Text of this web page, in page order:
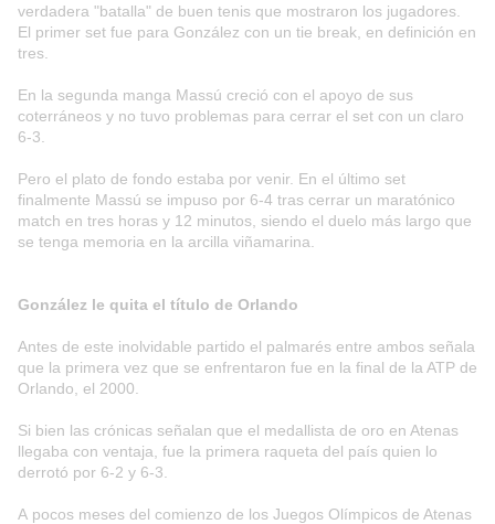
verdadera "batalla" de buen tenis que mostraron los jugadores.
El primer set fue para González con un tie break, en definición en
tres.
En la segunda manga Massú creció con el apoyo de sus
coterráneos y no tuvo problemas para cerrar el set con un claro
6-3.
Pero el plato de fondo estaba por venir. En el último set
finalmente Massú se impuso por 6-4 tras cerrar un maratónico
match en tres horas y 12 minutos, siendo el duelo más largo que
se tenga memoria en la arcilla viñamarina.
González le quita el título de Orlando
Antes de este inolvidable partido el palmarés entre ambos señala
que la primera vez que se enfrentaron fue en la final de la ATP de
Orlando, el 2000.
Si bien las crónicas señalan que el medallista de oro en Atenas
llegaba con ventaja, fue la primera raqueta del país quien lo
derrotó por 6-2 y 6-3.
A pocos meses del comienzo de los Juegos Olímpicos de Atenas